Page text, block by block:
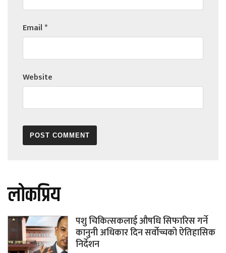
Email*
Website
लोकप्रिय
पशु चिकित्सकलाई औषधि सिफारिस गर्ने
कानुनी अधिकार दिन सर्वोच्चको ऐतिहासिक
निर्देशन